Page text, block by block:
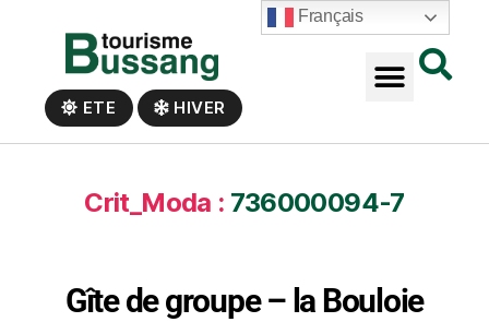
ETE HIVER
Crit_Moda : 736000094-7
Gîte de groupe – la Bouloie
Français
Panneau de gestion des cookies